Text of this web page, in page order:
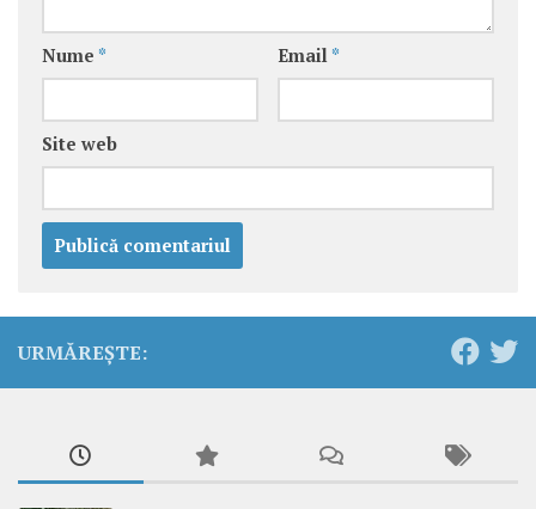
Nume * Email *
Site web
URMĂREȘTE: